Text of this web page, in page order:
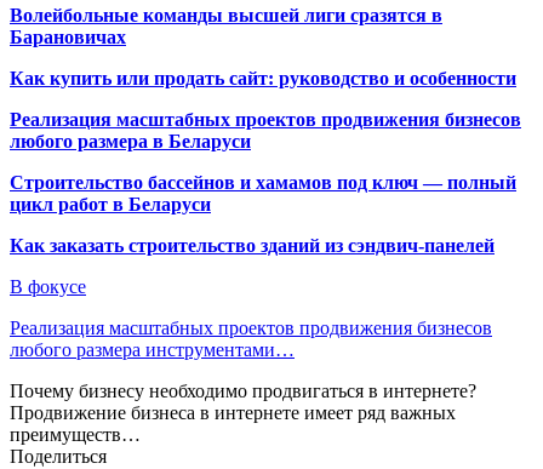
Волейбольные команды высшей лиги сразятся в
Барановичах
Как купить или продать сайт: руководство и особенности
Реализация масштабных проектов продвижения бизнесов
любого размера в Беларуси
Строительство бассейнов и хамамов под ключ — полный
цикл работ в Беларуси
Как заказать строительство зданий из сэндвич-панелей
В фокусе
Реализация масштабных проектов продвижения бизнесов
любого размера инструментами…
Почему бизнесу необходимо продвигаться в интернете?
Продвижение бизнеса в интернете имеет ряд важных
преимуществ…
Поделиться